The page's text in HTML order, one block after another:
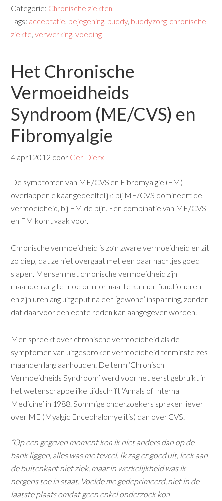
Categorie: Chronische ziekten
Tags: acceptatie, bejegening, buddy, buddyzorg, chronische
ziekte,verwerking,voeding
Het Chronische
Vermoeidheids
Syndroom (ME/CVS) en
Fibromyalgie
4 april 2012 door Ger Dierx
De symptomen van ME/CVS en Fibromyalgie (FM)
overlappen elkaar gedeeltelijk; bij ME/CVS domineert de
vermoeidheid, bij FM de pijn. Een combinatie van ME/CVS
en FM komt vaak voor.
Chronische vermoeidheid is zo’n zware vermoeidheid en zit
zo diep, dat ze niet overgaat met een paar nachtjes goed
slapen. Mensen met chronische vermoeidheid zijn
maandenlang te moe om normaal te kunnen functioneren
en zijn urenlang uitgeput na een ‘gewone’ inspanning, zonder
dat daarvoor een echte reden kan aangegeven worden.
Men spreekt over chronische vermoeidheid als de
symptomen van uitgesproken vermoeidheid tenminste zes
maanden lang aanhouden. De term ‘Chronisch
Vermoeidheids Syndroom’ werd voor het eerst gebruikt in
het wetenschappelijke tijdschrift ‘Annals of Internal
Medicine’ in 1988. Sommige onderzoekers spreken liever
over ME (Myalgic Encephalomyelitis) dan over CVS.
“Op een gegeven moment kon ik niet anders dan op de
bank liggen, alles was me teveel. Ik zag er goed uit, leek aan
de buitenkant niet ziek, maar in werkelijkheid was ik
nergens toe in staat. Voelde me gedeprimeerd, niet in de
laatste plaats omdat geen enkel onderzoek kon